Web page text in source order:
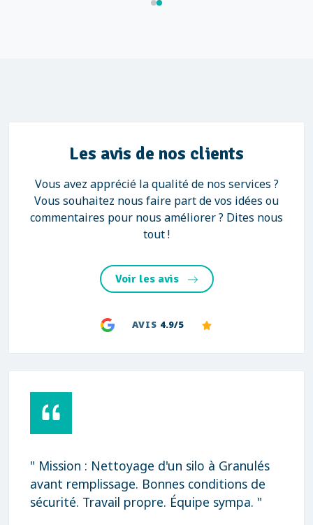
Les avis de nos clients
Vous avez apprécié la qualité de nos services ?
Vous souhaitez nous faire part de vos idées ou
commentaires pour nous améliorer ? Dites nous
tout !
Voir les avis
AVIS 4.9/5
" Mission : Nettoyage d'un silo à Granulés
avant remplissage. Bonnes conditions de
sécurité. Travail propre. Équipe sympa. "